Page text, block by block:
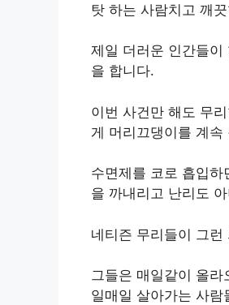
탓 하는 사람치고 깨
제일 더러운 인간들
을 합니다.
이번 사건만 해도 무
게 머리끄댕이를 계
수면제를 코로 흡입
을 까내리고 난리도
네티즌 무리들이 그런
그들은 매일같이 올
일매일 살아가는 사람